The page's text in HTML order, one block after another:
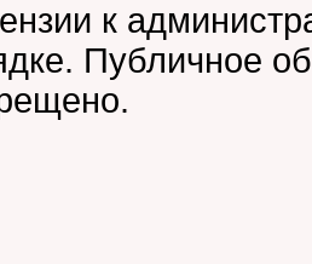
к
Публичное